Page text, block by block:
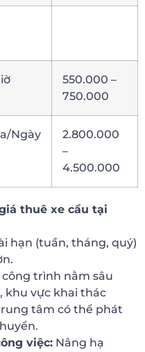
550.000 –
750.000
Ngày
2.800.000
–
4.500.000
thuê xe cẩu tại
hạn (tuần, tháng, quý)
công trình nằm sâu
khu vực khai thác
tâm có thể phát
việc: Nâng hạ